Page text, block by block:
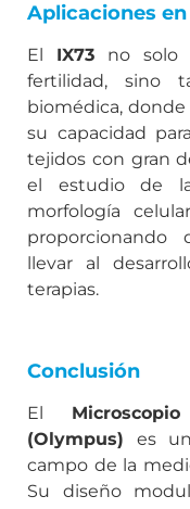
Aplicaciones
El IX73no solo
fertilidad, sino
biomédica,
su capacidad
tejidos con gran
el estudio de
morfología
proporcionando
llevar al
terapias.
Conclusión
El
(Olympus) es
campo de la
Su diseño